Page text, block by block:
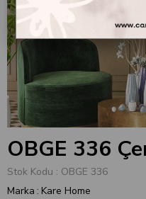
OBGE 336
Stok Kodu
OBGE 336
Marka : Kare Home